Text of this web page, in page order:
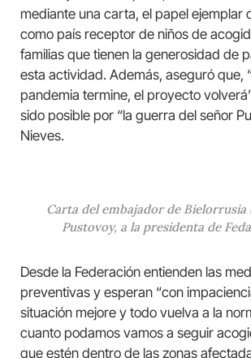
mediante una carta, el papel ejemplar
como país receptor de niños de
familias que tienen la generosidad de
esta actividad. Además, aseguró que,
pandemia termine, el proyecto
sido posible por “la guerra del señor
Nieves.
Carta del embajador de Bielorrusia
Pustovoy, a la presidenta de
Desde la Federación entienden las
preventivas y esperan “con
situación mejore y todo vuelva a la
cuanto podamos vamos a seguir
que estén dentro de las zonas